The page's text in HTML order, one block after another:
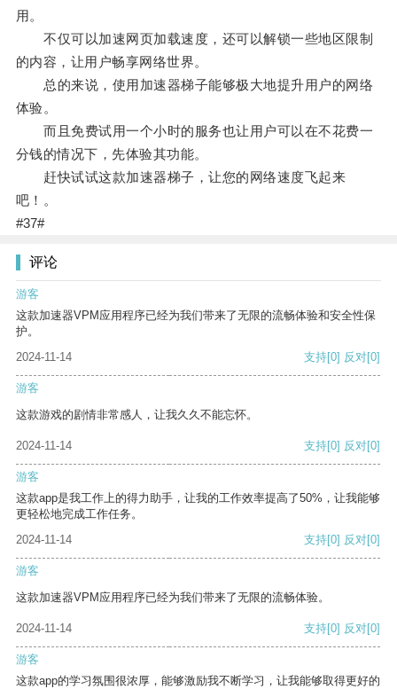
用。
不仅可以加速网页加载速度，还可以解锁一些地区限制
的内容，让用户畅享网络世界。
总的来说，使用加速器梯子能够极大地提升用户的网络
体验。
而且免费试用一个小时的服务也让用户可以在不花费一
分钱的情况下，先体验其功能。
赶快试试这款加速器梯子，让您的网络速度飞起来
吧！。
#37#
评论
游客
这款加速器VPM应用程序已经为我们带来了无限的流畅体验和安全性保
护。
2024-11-14
支持[0] 反对[0]
游客
这款游戏的剧情非常感人，让我久久不能忘怀。
2024-11-14 支持[0] 反对[0]
游客
这款app是我工作上的得力助手，让我的工作效率提高了50%，让我能够
更轻松地完成工作任务。
2024-11-14
支持[0] 反对[0]
游客
这款加速器VPM应用程序已经为我们带来了无限的流畅体验。
2024-11-14 支持[0] 反对[0]
游客
这款app的学习氛围很浓厚，能够激励我不断学习，让我能够取得更好的